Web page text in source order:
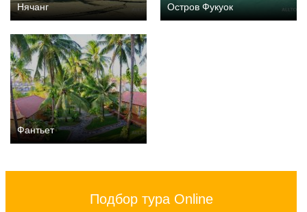
Нячанг Остров Фукуок
Фантьет
Подбор тура Online